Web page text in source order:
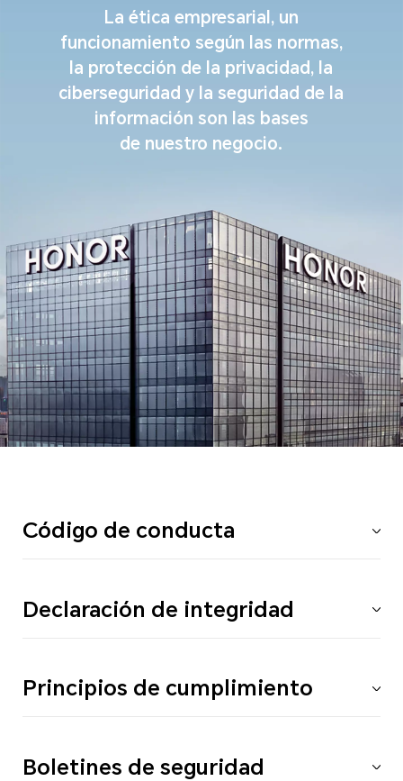
La ética empresarial, un
funcionamiento según las normas,
la protección de la privacidad, la
ciberseguridad y la seguridad de la
información son las bases
de nuestro negocio.
Código de conducta
Declaración de integridad
Principios de cumplimiento
Boletines de seguridad